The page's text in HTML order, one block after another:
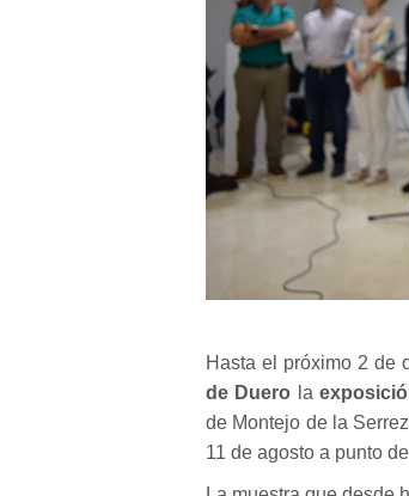
Hasta el próximo 2 de
de Duero
la
de Montejo de la
11 de agosto a punto